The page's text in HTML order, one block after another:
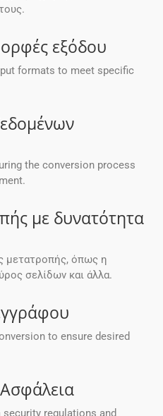
εξόδου
formats to meet specific
the conversion process
με δυνατότητα
μετατροπής, όπως η
σελίδων και άλλα.
to ensure desired
regulations and